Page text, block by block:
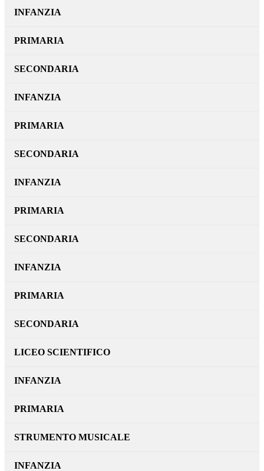
INFANZIA
PRIMARIA
SECONDARIA
INFANZIA
PRIMARIA
SECONDARIA
INFANZIA
PRIMARIA
SECONDARIA
INFANZIA
PRIMARIA
SECONDARIA
LICEO SCIENTIFICO
INFANZIA
PRIMARIA
STRUMENTO MUSICALE
INFANZIA